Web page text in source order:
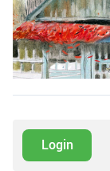
Login